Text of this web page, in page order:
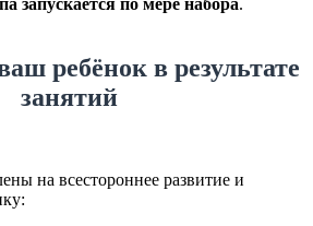
ребёнок в результате
занятий
на всестороннее развитие и